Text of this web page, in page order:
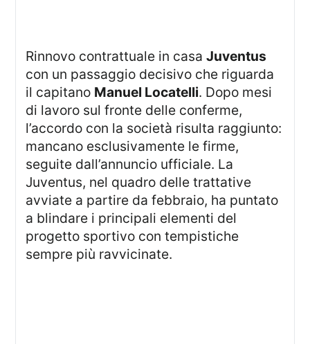
Rinnovo contrattuale in casaJuventus
con un passaggio decisivo che riguarda
il capitano Manuel Locatelli. Dopo mesi
di lavoro sul fronte delle conferme,
l’accordo con la società risulta raggiunto:
mancano esclusivamente le firme,
seguite dall’annuncio ufficiale. La
Juventus, nel quadro delle trattative
avviate a partire da febbraio, ha puntato
a blindare i principali elementi del
progetto sportivo con tempistiche
sempre più ravvicinate.